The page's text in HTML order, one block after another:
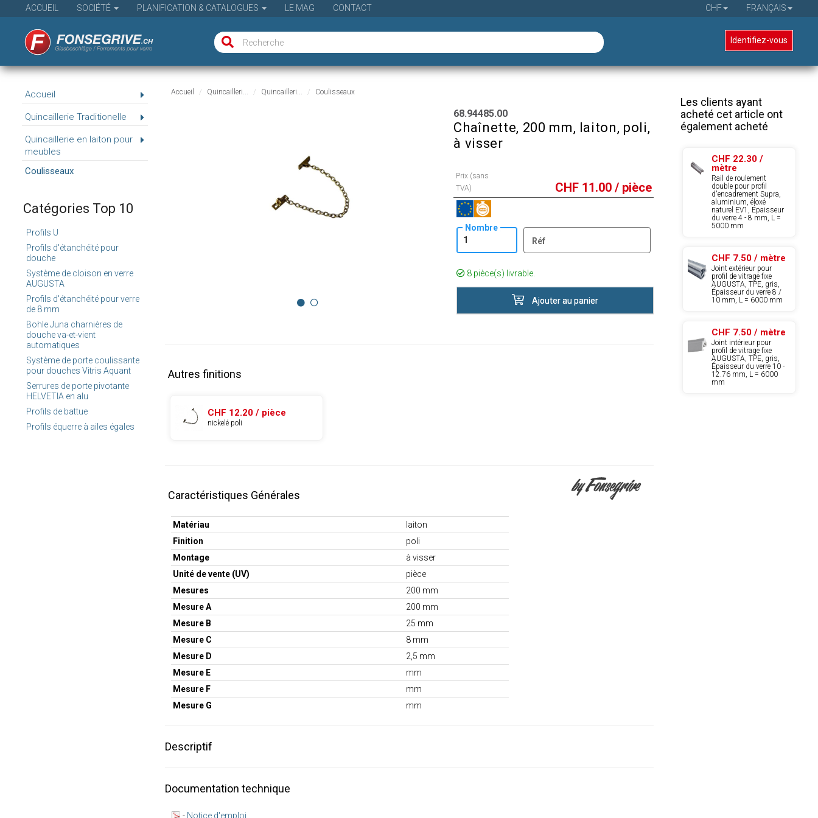
ACCUEIL SOCIÉTÉ PLANIFICATION & CATALOGUES LE MAG CONTACT CHF FRANÇAIS
Identifiez-vous
Accueil
Quincaillerie Traditionelle
Quincaillerie en laiton pour
meubles
Coulisseaux
Catégories Top 10
Profils U
Profils d'étanchéité pour
douche
Système de cloison en verre
AUGUSTA
Profils d'étanchéité pour verre
de 8 mm
Bohle Juna charnières de
douche va-et-vient
automatiques
Système de porte coulissante
pour douches Vitris Aquant
Serrures de porte pivotante
HELVETIA en alu
Profils de battue
Profils équerre à ailes égales
Accueil Quincailleri... Quincailleri... Coulisseaux
68.94485.00
Chaînette, 200 mm, laiton, poli,
à visser
Prix (sans
TVA)
CHF 11.00 / pièce
Nombre
Réf
8 pièce(s) livrable.
Ajouter au panier
Autres finitions
CHF 12.20 / pièce
nickelé poli
Caractéristiques Générales
Matériau
laiton
Finition
poli
Montage
à visser
Unité de vente (UV)
pièce
Mesures
200 mm
Mesure A
200 mm
Mesure B
25 mm
Mesure C
8 mm
Mesure D
2,5 mm
Mesure E
mm
Mesure F
mm
Mesure G
mm
Descriptif
Documentation technique
- Notice d'emploi
Les clients ayant
acheté cet article ont
également acheté
CHF 22.30 /
mètre
Rail de roulement
double pour profil
d'encadrement Supra,
aluminium, éloxé
naturel EV1, Épaisseur
du verre 4 - 8 mm, L =
5000 mm
CHF 7.50 / mètre
Joint extérieur pour
profil de vitrage fixe
AUGUSTA, TPE, gris,
Épaisseur du verre 8 /
10 mm, L = 6000 mm
CHF 7.50 / mètre
Joint intérieur pour
profil de vitrage fixe
AUGUSTA, TPE, gris,
Épaisseur du verre 10 -
12.76 mm, L = 6000
mm